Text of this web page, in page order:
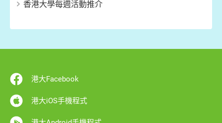
香港大學每週活動推介
港大Facebook
港大iOS手機程式